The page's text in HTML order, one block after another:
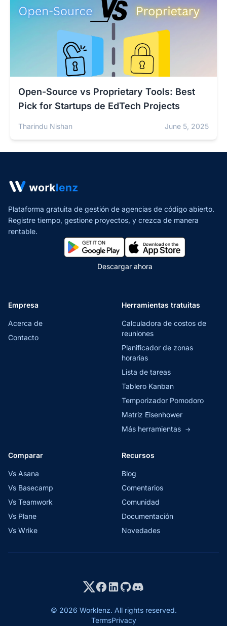
Open-Source vs Proprietary Tools: Best
Pick for Startups de EdTech Projects
Tharindu Nishan June 5, 2025
Plataforma gratuita de gestión de agencias de código abierto.
Registre tiempo, gestione proyectos, y crezca de manera
rentable.
Descargar ahora
Empresa
Acerca de
Contacto
Herramientas tratuitas
Calculadora de costos de
reuniones
Planificador de zonas
horarias
Lista de tareas
Tablero Kanban
Temporizador Pomodoro
Matriz Eisenhower
Más herramientas →
Comparar
Vs Asana
Vs Basecamp
Vs Teamwork
Vs Plane
Vs Wrike
Recursos
Blog
Comentarios
Comunidad
Documentación
Novedades
© 2026 Worklenz. All rights reserved.
TermsPrivacy